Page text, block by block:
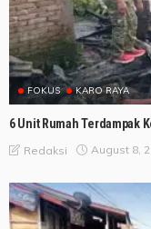
FOKUS KARO RAYA
6 Unit Rumah Terdampak
Redaksi August 8,